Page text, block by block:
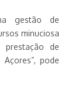
gestão de
minuciosa
prestação de
pode